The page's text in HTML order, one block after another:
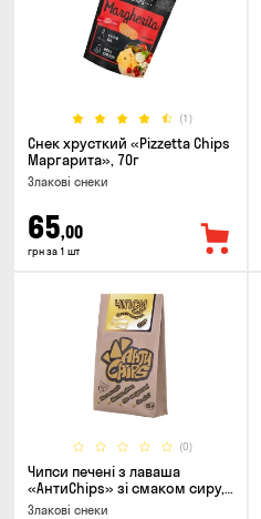
(1)
Снек хрусткий «Pizzetta Chips
Маргарита», 70г
Злакові снеки
65,00
грн за 1 шт
(0)
Чипси печені з лаваша
«АнтиChips» зі смаком сиру,
100г
Злакові снеки